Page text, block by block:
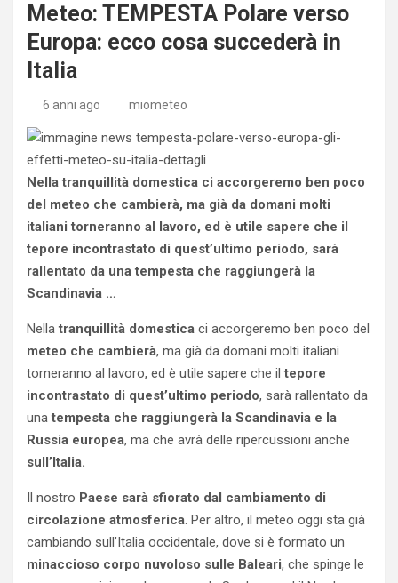
Meteo: TEMPESTA Polare verso
Europa: ecco cosa succederà in
Italia
6 anni ago miometeo
Nella tranquillità domestica ci accorgeremo ben poco
del meteo che cambierà, ma già da domani molti
italiani torneranno al lavoro, ed è utile sapere che il
tepore incontrastato di quest’ultimo periodo, sarà
rallentato da una tempesta che raggiungerà la
Scandinavia …
Nellatranquillità domestica ci accorgeremo ben poco del
meteo che cambierà, ma già da domani molti italiani
torneranno al lavoro, ed è utile sapere che iltepore
incontrastato di quest’ultimo periodo, sarà rallentato da
unatempesta che raggiungerà la Scandinavia e la
Russia europea, ma che avrà delle ripercussioni anche
sull’Italia.
Il nostro Paese sarà sfiorato dal cambiamento di
circolazione atmosferica. Per altro, il meteo oggi sta già
cambiando sull’Italia occidentale, dove si è formato un
minaccioso corpo nuvoloso sulle Baleari, che spinge le